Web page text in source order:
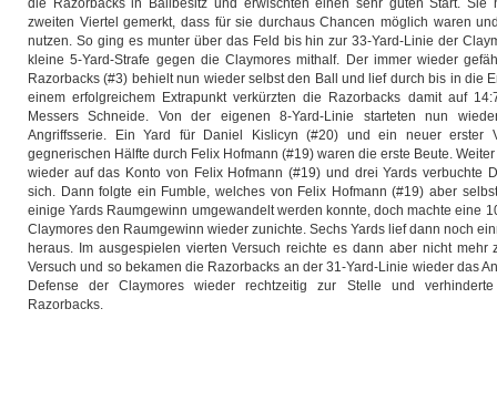
die Razorbacks in Ballbesitz und erwischten einen sehr guten Start. Sie
zweiten Viertel gemerkt, dass für sie durchaus Chancen möglich waren
nutzen. So ging es munter über das Feld bis hin zur 33-Yard-Linie der
kleine 5-Yard-Strafe gegen die Claymores mithalf. Der immer wieder
Razorbacks (#3) behielt nun wieder selbst den Ball und lief durch bis in die
einem erfolgreichem Extrapunkt verkürzten die Razorbacks damit auf
Messers Schneide. Von der eigenen 8-Yard-Linie starteten nun
Angriffsserie. Ein Yard für Daniel Kislicyn (#20) und ein neuer erster
gegnerischen Hälfte durch Felix Hofmann (#19) waren die erste Beute.
wieder auf das Konto von Felix Hofmann (#19) und drei Yards verbuchte
sich. Dann folgte ein Fumble, welches von Felix Hofmann (#19) aber
einige Yards Raumgewinn umgewandelt werden konnte, doch machte eine
Claymores den Raumgewinn wieder zunichte. Sechs Yards lief dann noch
heraus. Im ausgespielen vierten Versuch reichte es dann aber nicht mehr
Versuch und so bekamen die Razorbacks an der 31-Yard-Linie wieder das
Defense der Claymores wieder rechtzeitig zur Stelle und
Razorbacks.